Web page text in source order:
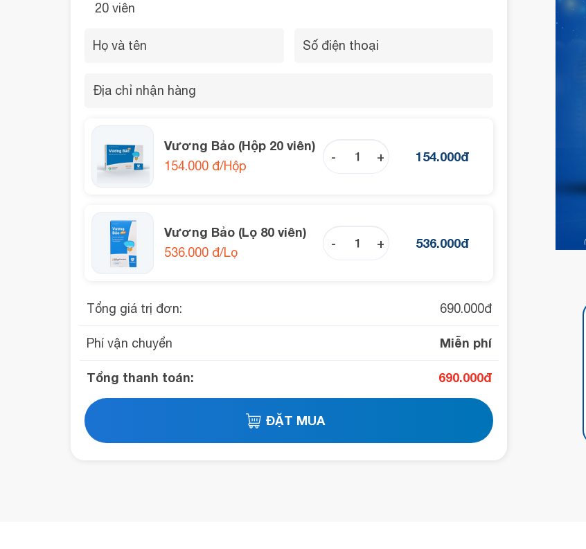
20 viên
Vương Bảo (Hộp 20 viên)
154.000 đ/Hộp
+
- 154.000đ
Vương Bảo (Lọ 80 viên)
536.000 đ/Lọ
+
- 536.000đ
Tổng giá trị đơn: 690.000đ
Phí vận chuyển Miễn phí
Tổng thanh toán: 690.000đ